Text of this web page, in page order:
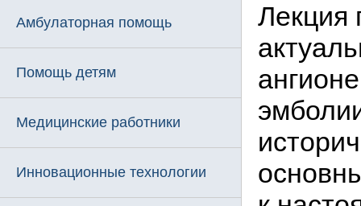
Амбулаторная помощь
Помощь детям
Медицинские работники
Инновационные технологии
Лекция